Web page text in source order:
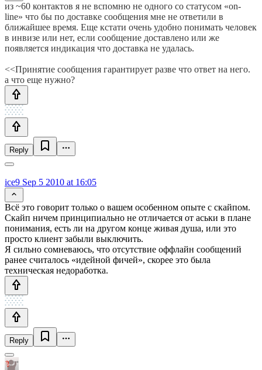
из ~60 контактов я не вспомню не одного со статусом «on-
line» что бы по доставке сообщения мне не ответили в
ближайшее время. Еще кстати очень удобно понимать человек
в инвизе или нет, если сообщение доставлено или же
появляется индикация что доставка не удалась.
<<Принятие сообщения гарантирует разве что ответ на него.
а что еще нужно?
Reply
ice9 Sep 5 2010 at 16:05
Всё это говорит только о вашем особенном опыте с скайпом.
Скайп ничем принципиально не отличается от аськи в плане
понимания, есть ли на другом конце живая душа, или это
просто клиент забыли выключить.
Я сильно сомневаюсь, что отсутствие оффлайн сообщений
ранее считалось «идейной фичей», скорее это была
техническая недоработка.
Reply